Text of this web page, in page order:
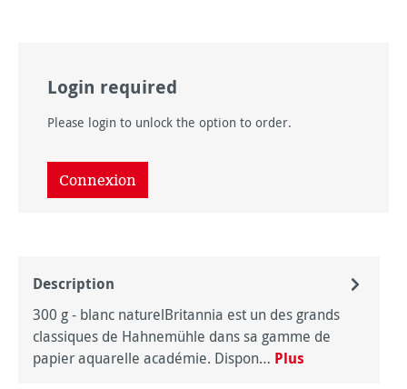
Login required
Please login to unlock the option to order.
Connexion
Description
300 g - blanc naturelBritannia est un des grands
classiques de Hahnemühle dans sa gamme de
papier aquarelle académie. Dispon… Plus